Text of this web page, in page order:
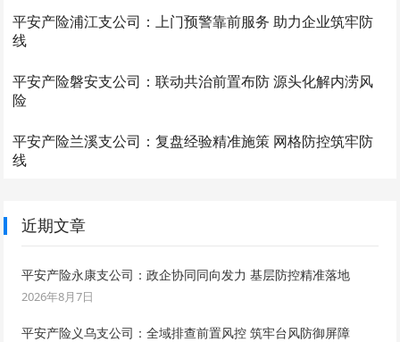
平安产险浦江支公司：上门预警靠前服务 助力企业筑牢防
线
平安产险磐安支公司：联动共治前置布防 源头化解内涝风
险
平安产险兰溪支公司：复盘经验精准施策 网格防控筑牢防
线
近期文章
平安产险永康支公司：政企协同同向发力 基层防控精准落地
2026年8月7日
平安产险义乌支公司：全域排查前置风控 筑牢台风防御屏障